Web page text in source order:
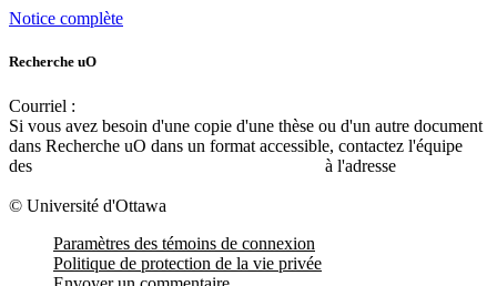
Notice complète
Recherche uO
Courriel :
Si vous avez besoin d'une copie d'une thèse ou d'un autre document
dans Recherche uO dans un format accessible, contactez l'équipe
des
à l'adresse
© Université d'Ottawa
Paramètres des témoins de connexion
Politique de protection de la vie privée